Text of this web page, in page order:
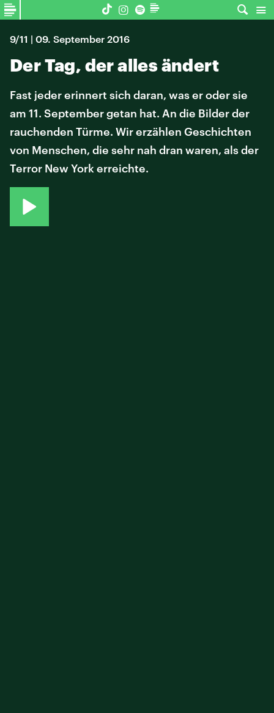
9/11 | 09. September 2016
Der Tag, der alles ändert
Fast jeder erinnert sich daran, was er oder sie
am 11. September getan hat. An die Bilder der
rauchenden Türme. Wir erzählen Geschichten
von Menschen, die sehr nah dran waren, als der
Terror New York erreichte.